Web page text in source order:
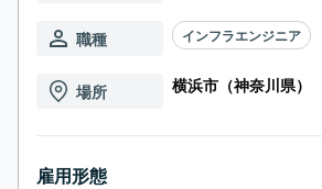
職種 インフラエンジニア
場所 横浜市（神奈川県）
雇用形態